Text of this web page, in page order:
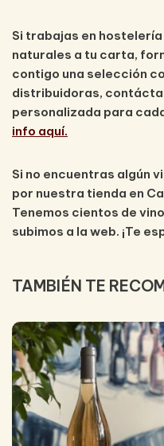
Si trabajas en
naturales a tu carta,
contigo una selección
distribuidoras,
personalizada para
info aquí.
Si no encuentras algún
por nuestra tienda en
Tenemos cientos de
subimos a la web. ¡Te
TAMBIÉN TE